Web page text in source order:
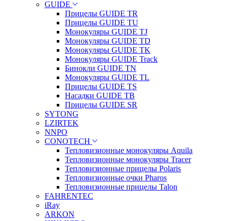
GUIDE
Прицелы GUIDE TR
Прицелы GUIDE TU
Монокуляры GUIDE TJ
Монокуляры GUIDE TD
Монокуляры GUIDE TK
Монокуляры GUIDE Track
Бинокли GUIDE TN
Монокуляры GUIDE TL
Прицелы GUIDE TS
Насадки GUIDE TB
Прицелы GUIDE SR
SYTONG
LZIRTEK
NNPO
CONOTECH
Тепловизионные монокуляры Aquila
Тепловизионные монокуляры Tracer
Тепловизионные прицелы Polaris
Тепловизионные очки Pharos
Тепловизионные прицелы Talon
FAHRENTEC
iRay
ARKON